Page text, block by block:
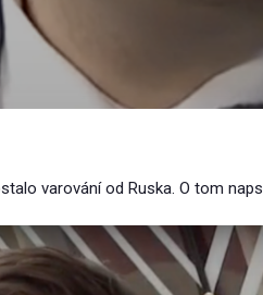
varování od Ruska. O tom